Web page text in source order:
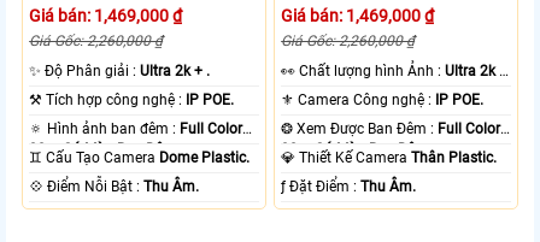
Giá bán: 1,469,000 ₫
Giá Gốc: 2,260,000 ₫
✨ Độ Phân giải :Ultra 2k + .
⚒ Tích hợp công nghệ : IP POE.
🔅 Hình ảnh ban đêm : Full Color
30m Có Màu Ban Ðêm.
♊ Cấu Tạo Camera Dome Plastic.
️💠 Điểm Nỗi Bật :Thu Âm.
Giá bán: 1,469,000 ₫
Giá Gốc: 2,260,000 ₫
️👀 Chất lượng hình Ảnh :Ultra 2k +
⚜️ Camera Công nghệ : IP POE.
❂ Xem Được Ban Đêm : Full Color
30m Có Màu Ban Ðêm.
💎 Thiết Kế CameraThân Plastic.
️ƒ Đặt Điểm :Thu Âm.